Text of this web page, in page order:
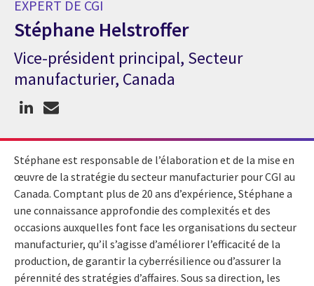
EXPERT DE CGI
Stéphane Helstroffer
Expert de CGI Stéphane Helstroffer
Vice-président principal, Secteur
manufacturier, Canada
Stéphane est responsable de l’élaboration et de la mise en
œuvre de la stratégie du secteur manufacturier pour CGI au
Canada. Comptant plus de 20 ans d’expérience, Stéphane a
une connaissance approfondie des complexités et des
occasions auxquelles font face les organisations du secteur
manufacturier, qu’il s’agisse d’améliorer l’efficacité de la
production, de garantir la cyberrésilience ou d’assurer la
pérennité des stratégies d’affaires. Sous sa direction, les